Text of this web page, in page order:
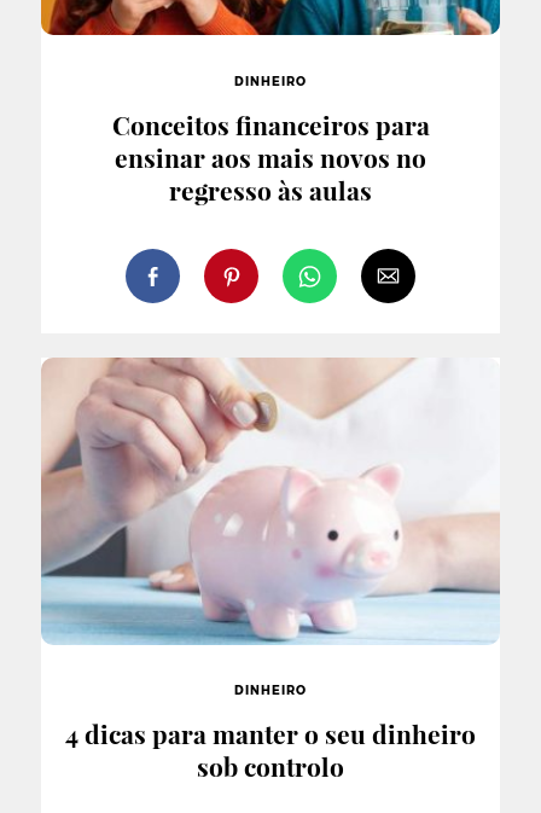
DINHEIRO
Conceitos financeiros para
ensinar aos mais novos no
regresso às aulas
DINHEIRO
4 dicas para manter o seu dinheiro
sob controlo